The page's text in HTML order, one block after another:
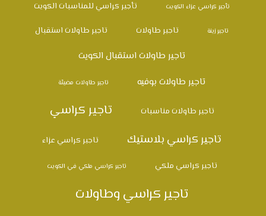
تأجير كراسي عزاء الكويت تأجير كراسي للمناسبات الكويت
تاجير زينة تاجير طاولات تاجير طاولات استقبال
تاجير طاولات استقبال الكويت
تاجير طاولات بوفيه
تاجير طاولات مضيئة
تاجير طاولات مناسبات تاجير كراسي
تاجير كراسي بلاستيك تاجير كراسي عزاء
تاجير كراسي ملكي تاجير كراسي ملكي في الكويت
تاجير كراسي وطاولات